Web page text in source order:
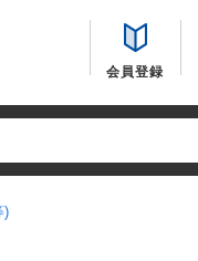
会員登録
)